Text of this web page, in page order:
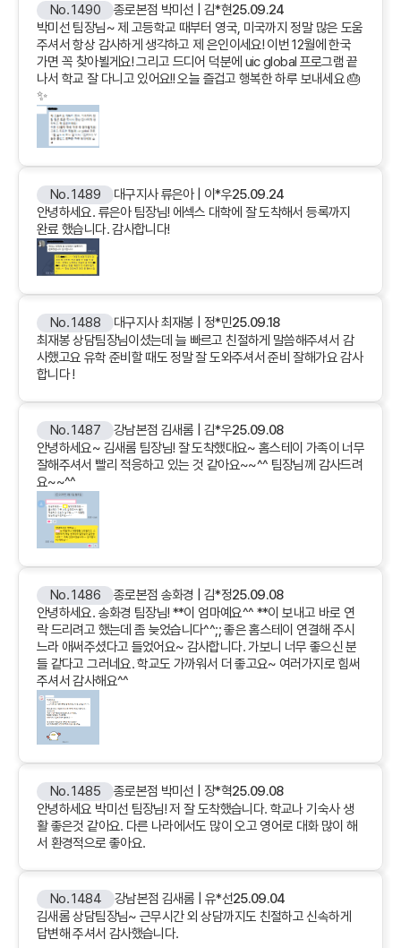
No. 1490 종로본점 박미선 | 김*현25.09.24
박미선 팀장님~ 제 고등학교 때부터 영국, 미국까지 정말 많은 도움
주셔서 항상 감사하게 생각하고 제 은인이세요! 이번 12월에 한국
가면 꼭 찾아뵐게요! 그리고 드디어 덕분에 uic global 프로그램 끝
나서 학교 잘 다니고 있어요!! 오늘 즐겁고 행복한 하루 보내세요 🎂
✨
No. 1489 대구지사 류은아 | 이*우25.09.24
안녕하세요. 류은아 팀장님! 에섹스 대학에 잘 도착해서 등록까지
완료 했습니다. 감사합니다!
No. 1488 대구지사 최재봉 | 정*민25.09.18
최재봉 상담팀장님이셨는데 늘 빠르고 친절하게 말씀해주셔서 감
사했고요 유학 준비할 때도 정말 잘 도와주셔서 준비 잘해가요 감사
합니다 !
No. 1487 강남본점 김새롬 | 김*우25.09.08
안녕하세요~ 김새롬 팀장님! 잘 도착했대요~ 홈스테이 가족이 너무
잘해주셔서 빨리 적응하고 있는 것 같아요~~^^ 팀장님께 감사드려
요~~^^
No. 1486 종로본점 송화경 | 김*정25.09.08
안녕하세요. 송화경 팀장님! **이 엄마예요^^ **이 보내고 바로 연
락 드리려고 했는데 좀 늦었습니다^^;; 좋은 홈스테이 연결해 주시
느라 애써주셨다고 들었어요~ 감사합니다. 가보니 너무 좋으신 분
들 같다고 그러네요. 학교도 가까워서 더 좋고요~ 여러가지로 힘써
주셔서 감사해요^^
No. 1485 종로본점 박미선 | 장*혁25.09.08
안녕하세요 박미선 팀장님! 저 잘 도착했습니다. 학교나 기숙사 생
활 좋은것 같아요. 다른 나라에서도 많이 오고 영어로 대화 많이 해
서 환경적으로 좋아요.
No. 1484 강남본점 김새롬 | 유*선25.09.04
김새롬 상담팀장님~ 근무시간 외 상담까지도 친절하고 신속하게
답변해 주셔서 감사했습니다.